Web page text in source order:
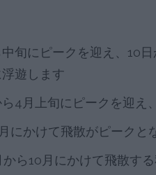
旬にピークを迎え、10
遊します
4月上旬にピークを迎え
にかけて飛散がピークと
から10月にかけて飛散す